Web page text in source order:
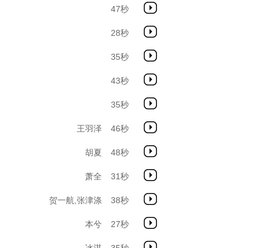
47秒
28秒
35秒
43秒
35秒
王羽泽 46秒
胡夏 48秒
萧全 31秒
贺一航 张津涤 38秒
本兮 27秒